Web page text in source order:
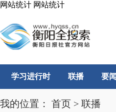
网站统计 网站统计
学习进行时 联播 要闻
我的位置： 首页 > 联播